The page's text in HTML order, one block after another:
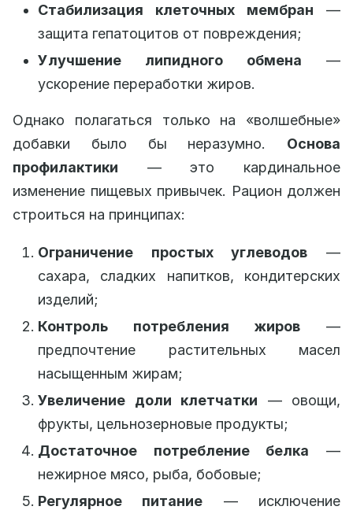
Стабилизация клеточных мембран —
защита гепатоцитов от повреждения;
Улучшение липидного обмена —
ускорение переработки жиров.
Однако полагаться только на «волшебные»
добавки было бы неразумно. Основа
профилактики — это кардинальное
изменение пищевых привычек. Рацион должен
строиться на принципах:
Ограничение простых углеводов —
сахара, сладких напитков, кондитерских
изделий;
Контроль потребления жиров —
предпочтение растительных масел
насыщенным жирам;
Увеличение доли клетчатки — овощи,
фрукты, цельнозерновые продукты;
Достаточное потребление белка —
нежирное мясо, рыба, бобовые;
Регулярное питание — исключение